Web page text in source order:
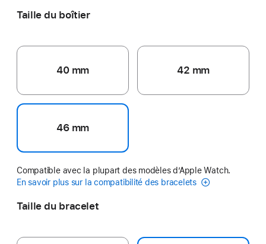
Taille du boîtier
40 mm 42 mm
46 mm
Compatible avec la plupart des modèles d’Apple Watch.
En savoir plus sur la compatibilité des bracelets
Taille du bracelet